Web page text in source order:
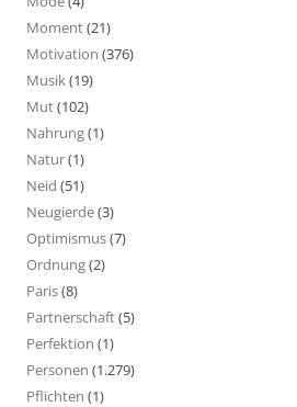
Moment(21)
Motivation (376)
Musik(19)
Mut(102)
Nahrung(1)
Natur(1)
Neid (51)
Neugierde(3)
Optimismus(7)
Ordnung(2)
Paris(8)
Partnerschaft(5)
Perfektion (1)
Personen (1.279)
Pflichten (1)